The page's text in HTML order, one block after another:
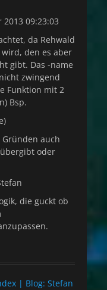
09:23:03
da Rehwald
den es aber
gibt. Das -name
zwingend
Funktion mit 2
Bsp.
auch
oder
die guckt ob
| Blog: Stefan